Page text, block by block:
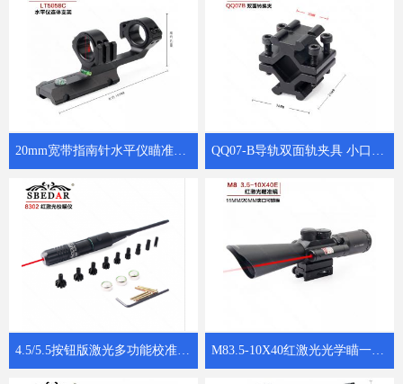
20mm宽带指南针水平仪瞄准镜连体支架LTS5058C QQ07-B导轨双面轨夹具 小口径管夹管子转换器
4.5/5.5按钮版激光多功能校准仪子弹归零器 8302红激光狙击校瞄器 M83.5-10X40红激光光学瞄一体狙击镜